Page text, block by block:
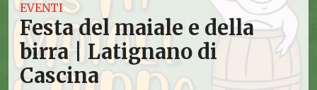
EVENTI
Festa del maiale e della
birra | Latignano di
Cascina